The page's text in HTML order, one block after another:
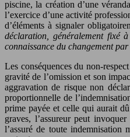
piscine, la création d’une
l’exercice d’une activité
d’éléments à signaler
déclaration, généralement fixé
connaissance du changement par
Les conséquences du non-
gravité de l’omission et son
aggravation de risque non
proportionnelle de
prime payée et celle qui aurait
graves, l’assureur peut
l’assuré de toute indemnisation